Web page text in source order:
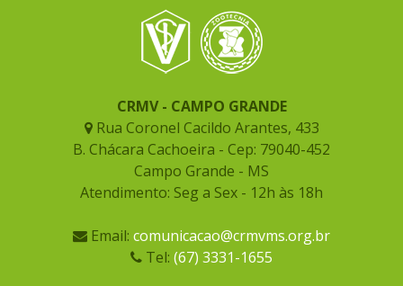
CRMV - CAMPO GRANDE
Rua Coronel Cacildo Arantes, 433
B. Chácara Cachoeira - Cep: 79040-452
Campo Grande - MS
Atendimento: Seg a Sex - 12h às 18h
Email: comunicacao@crmvms.org.br
Tel: (67) 3331-1655